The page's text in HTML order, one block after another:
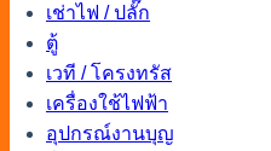
เช่าไฟ / ปลั๊ก
ตู้
เวที / โครงทรัส
เครื่องใช้ไฟฟ้า
อุปกรณ์งานบุญ